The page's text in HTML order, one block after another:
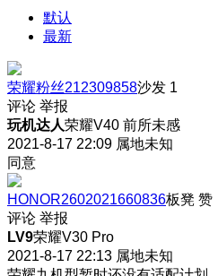
默认
最新
荣耀粉丝212309858沙发 1
评论 举报
玩机达人荣耀V40 前所未感
2021-8-17 22:09 属地未知
同意
HONOR2602021660836板凳 赞
评论 举报
LV9荣耀V30 Pro
2021-8-17 22:13 属地未知